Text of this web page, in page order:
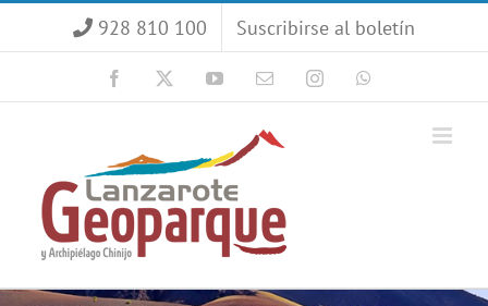
928 810 100 Suscribirse al boletín
Facebook YouTubeCorreoInstagram